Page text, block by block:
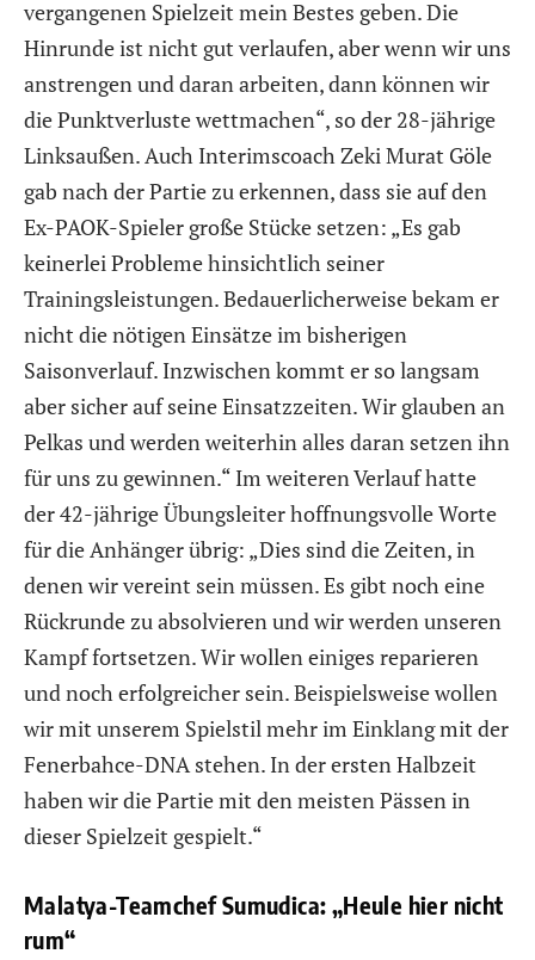
vergangenen Spielzeit mein Bestes geben. Die
Hinrunde ist nicht gut verlaufen, aber wenn wir uns
anstrengen und daran arbeiten, dann können wir
die Punktverluste wettmachen“, so der 28-jährige
Linksaußen. Auch Interimscoach Zeki Murat Göle
gab nach der Partie zu erkennen, dass sie auf den
Ex-PAOK-Spieler große Stücke setzen: „Es gab
keinerlei Probleme hinsichtlich seiner
Trainingsleistungen. Bedauerlicherweise bekam er
nicht die nötigen Einsätze im bisherigen
Saisonverlauf. Inzwischen kommt er so langsam
aber sicher auf seine Einsatzzeiten. Wir glauben an
Pelkas und werden weiterhin alles daran setzen ihn
für uns zu gewinnen.“ Im weiteren Verlauf hatte
der 42-jährige Übungsleiter hoffnungsvolle Worte
für die Anhänger übrig: „Dies sind die Zeiten, in
denen wir vereint sein müssen. Es gibt noch eine
Rückrunde zu absolvieren und wir werden unseren
Kampf fortsetzen. Wir wollen einiges reparieren
und noch erfolgreicher sein. Beispielsweise wollen
wir mit unserem Spielstil mehr im Einklang mit der
Fenerbahce-DNA stehen. In der ersten Halbzeit
haben wir die Partie mit den meisten Pässen in
dieser Spielzeit gespielt.“
Malatya-Teamchef Sumudica: „Heule hier nicht
rum“